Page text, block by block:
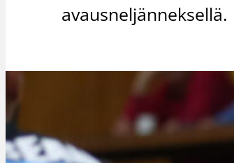
avausneljänneksellä.